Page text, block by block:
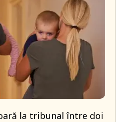
la tribunal între doi